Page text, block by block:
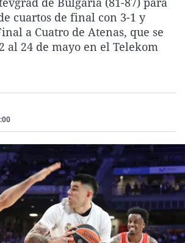
La rosa de los vientos
Gente viajera
Como el perro y el
Caso
Retornados
Equipo de
Extremadura
Galicia
La Rioja
País Vasco
Virales
Televisión
Elecciones
cuartos de final con 3-1 y
a Cuatro de Atenas, que se
al 24 de mayo en el Telekom